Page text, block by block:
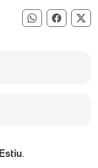
Compartir
.